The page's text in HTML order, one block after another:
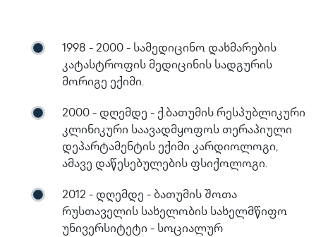
1998 - 2000 - სამედიცინო დახმარების
კატასტროფის მედიცინის სადგურის
მორიგე ექიმი.
2000 - დღემდე - ქ.ბათუმის რესპუბლიკური
კლინიკური საავადმყოფოს თერაპიული
დეპარტამენტის ექიმი კარდიოლოგი,
ამავე დაწესებულების ფსიქოლოგი.
2012 - დღემდე - ბათუმის შოთა
რუსთაველის სახელობის სახელმწიფო
უნივერსიტეტი - სოციალურ